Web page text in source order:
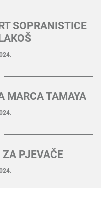
SOPRANISTICE
MARCA TAMAYA
PJEVAČE